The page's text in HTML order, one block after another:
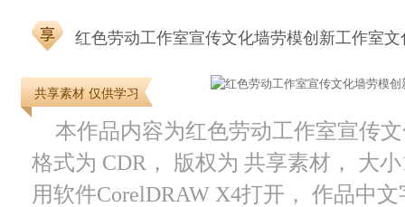
红色劳动工作室宣传文化墙劳模创新工作室文
共享素材 仅供学习
本作品内容为红色劳动工作室宣传
格式为 CDR， 版权为 共享素材， 大
用软件CorelDRAW X4打开， 作品中